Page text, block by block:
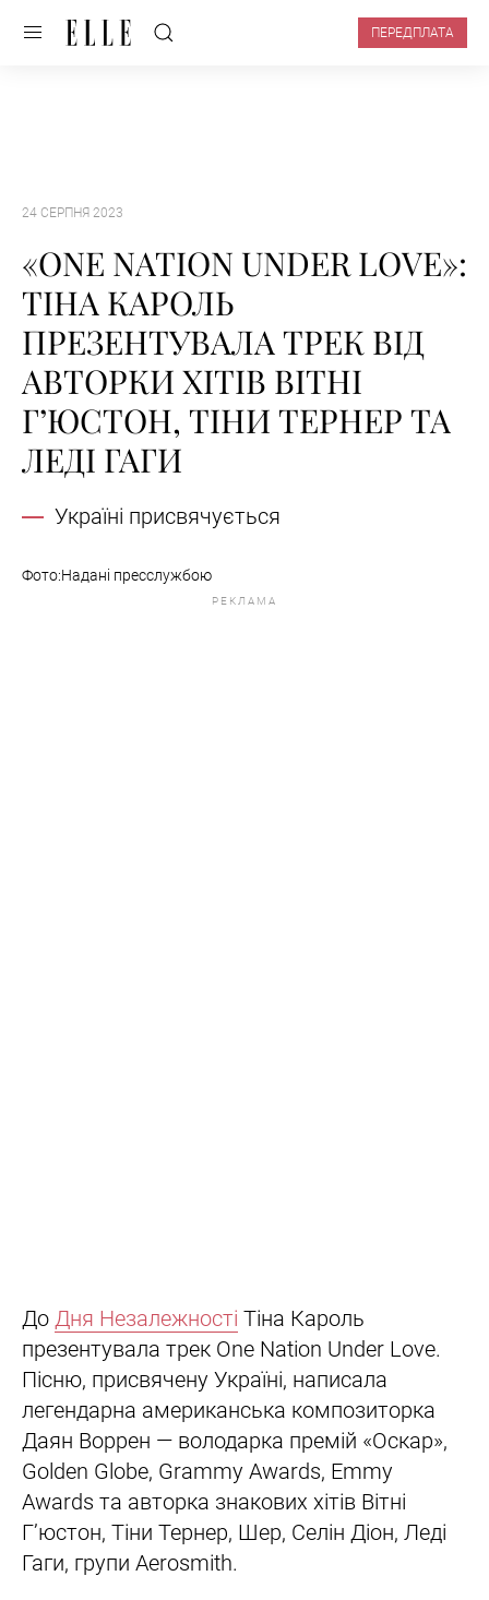
ПЕРЕДПЛАТА
24 СЕРПНЯ 2023
«ONE NATION UNDER LOVE»:
ТІНА КАРОЛЬ
ПРЕЗЕНТУВАЛА ТРЕК ВІД
АВТОРКИ ХІТІВ ВІТНІ
Г’ЮСТОН, ТІНИ ТЕРНЕР ТА
ЛЕДІ ГАГИ
Україні присвячується
Фото:Надані пресслужбою
РЕКЛАМА
До Дня Незалежності Тіна Кароль
презентувала трек One Nation Under Love.
Пісню, присвячену Україні, написала
легендарна американська композиторка
Даян Воррен — володарка премій «Оскар»,
Golden Globe, Grammy Awards, Emmy
Awards та авторка знакових хітів Вітні
Г’юстон, Тіни Тернер, Шер, Селін Діон, Леді
Гаги, групи Aerosmith.